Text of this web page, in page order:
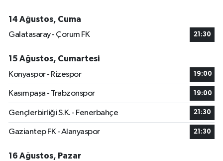
14 Ağustos, Cuma
Galatasaray - Çorum FK
21:30
15 Ağustos, Cumartesi
Konyaspor - Rizespor
19:00
Kasımpaşa - Trabzonspor 19:00
Gençlerbirliği S.K. - Fenerbahçe 21:30
Gaziantep FK - Alanyaspor 21:30
16 Ağustos, Pazar